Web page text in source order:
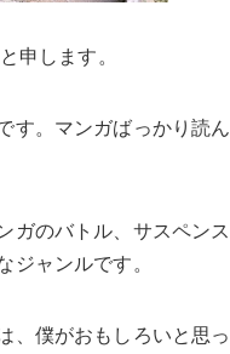
申します。
す。マンガばっかり読ん
ガのバトル、サスペンス
ジャンルです。
、僕がおもしろいと思っ